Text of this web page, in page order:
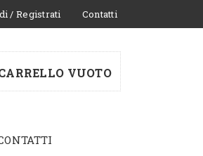
/ Registrati Contatti
VUOTO